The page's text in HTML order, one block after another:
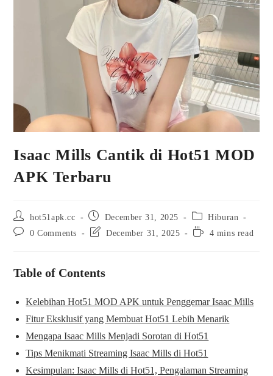
Isaac Mills Cantik di Hot51 MOD
APK Terbaru
hot51apk.cc December 31, 2025
Hiburan
0 Comments
December 31, 2025 4 mins read
Table of Contents
Kelebihan Hot51 MOD APK untuk Penggemar Isaac Mills
Fitur Eksklusif yang Membuat Hot51 Lebih Menarik
Mengapa Isaac Mills Menjadi Sorotan di Hot51
Tips Menikmati Streaming Isaac Mills di Hot51
Kesimpulan: Isaac Mills di Hot51, Pengalaman Streaming